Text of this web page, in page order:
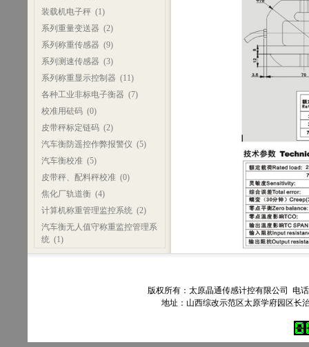
装载机电子秤(1)
系列重量变送器 (2)
系列称重传感器 (9)
系列测速传感器 (3)
系列称重显示控制器 (11)
各种工业非标电子衡器 (7)
校准用砝码(0)
皮带秤标定链码(2)
汽车衡防遥控作弊报警仪 (5)
汽车衡校准(5)
皮带秤、配料秤校准(0)
焦化厂轨道衡(4)
计算机称重管理监控系统(2)
汽车衡无人值守称重监控管理系
统(1)
版权所有：太原晶通传感计控有限公司 电
地址：山西综改示范区太原学府园区长